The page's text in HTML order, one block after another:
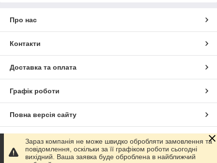
Про нас
Контакти
Доставка та оплата
Графік роботи
Повна версія сайту
Сайт створено на маркетплейсі Prom.ua
Зараз компанія не може швидко обробляти замовлення та
повідомлення, оскільки за її графіком роботи сьогодні
вихідний. Ваша заявка буде оброблена в найближчий